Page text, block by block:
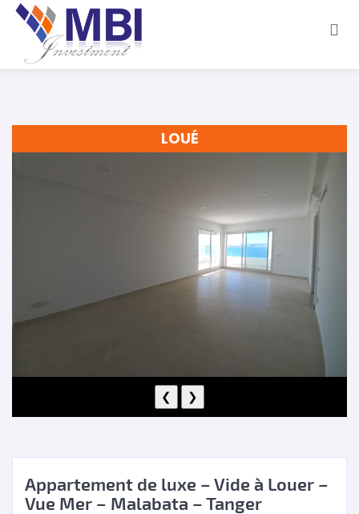
Terrains Location de Vacances Contact
LOUÉ
❮ ❯
Appartement de luxe – Vide à Louer –
Vue Mer – Malabata – Tanger